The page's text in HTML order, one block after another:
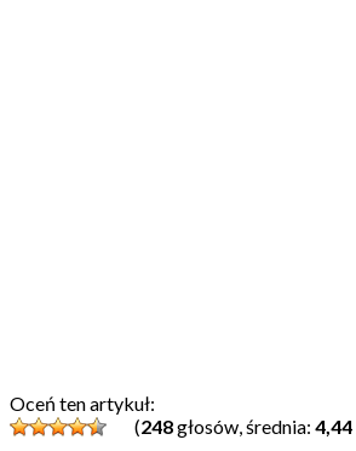
Oceń ten artykuł:
(248głosów, średnia: 4,44